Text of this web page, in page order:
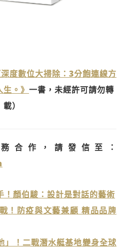
深度數位大掃除：3分飽連線方
。》 一書，未經許可請勿轉
載）
合作，請發信至：
！顏伯駿：設計是對話的藝術
！防疫與文藝兼顧 精品品牌
」！二戰潛水艇基地變身全球